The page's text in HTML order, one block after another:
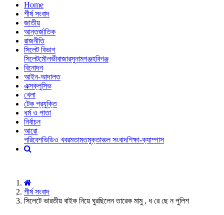
Home
শীর্ষ সংবাদ
জাতীয়
আন্তর্জাতিক
রাজনীতি
সিলেট বিভাগ
সিলেটমৌলভীবাজারসুনামগঞ্জহবিগঞ্জ
বিনোদন
আইন-আদালত
এক্সক্লুসিভ
খেলা
টেক প্রযুক্তি
ধর্ম ও পাতা
নির্বাচন
আরো
পরিবেশভিডিও খবরমতামতমুক্তাঞ্চল সংবাদশিক্ষা-ক্যাম্পাস
শীর্ষ সংবাদ
সিলেটে ভারতীয় বাইক নিয়ে ঘুরছিলেন তারেক মামু , ধ রে ছে ন পুলিশ